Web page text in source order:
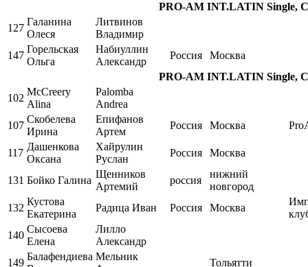
PRO-AM INT.LATIN Single,
127
Галанина
Олеся
Литвинов
Владимир
147
Горельская
Ольга
Набиуллин
Александр
Россия
Москва
PRO-AM INT.LATIN Single,
102
McCreery
Alina
Palomba
Andrea
107
Скобелева
Ирина
Епифанов
Артем
Россия Москва
117
Дашенкова
Оксана
Хайрулин
Руслан
Россия Москва
131 Бойко Галина
Щенников
Артемий
россия
нижний
новгород
132
Кустова
Екатерина
Радица Иван Россия Москва
140
Сысоева
Елена
Лилло
Александр
149
Балафендиева Мельник
Тольятти